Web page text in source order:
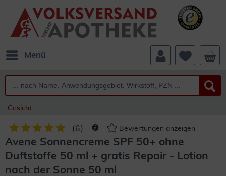
Menü
Gesicht
(6) Bewertungen anzeigen
Avene Sonnencreme SPF 50+ ohne
Duftstoffe 50 ml + gratis Repair - Lotion
nach der Sonne 50 ml